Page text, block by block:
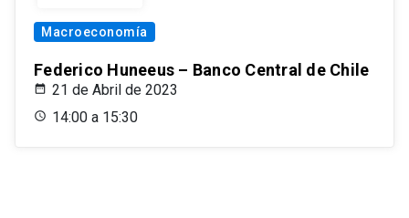
Macroeconomía
Federico Huneeus – Banco Central de Chile
21 de Abril de 2023
14:00 a 15:30